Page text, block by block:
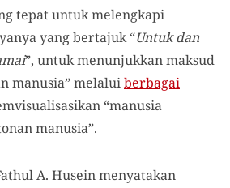
tepat untuk melengkapi
yang bertajuk “Untuk dan
”, untuk menunjukkan maksud
manusia” melaluiberbagai
“manusia
manusia”.
A. Husein menyatakan